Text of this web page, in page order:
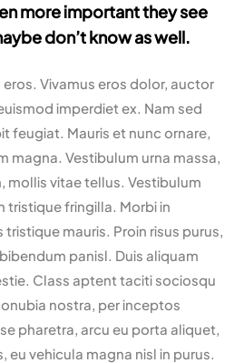
more important they see
don’t know as well.
Vivamus eros dolor, auctor
imperdiet ex. Nam sed
feugiat. Mauris et nunc ornare,
magna. Vestibulum urna massa,
mollis vitae tellus. Vestibulum
tristique fringilla. Morbi in
mauris. Proin risus purus,
panisl. Duis aliquam
Class aptent taciti sociosqu
nostra, per inceptos
pharetra, arcu eu porta aliquet,
vehicula magna nisl in purus.